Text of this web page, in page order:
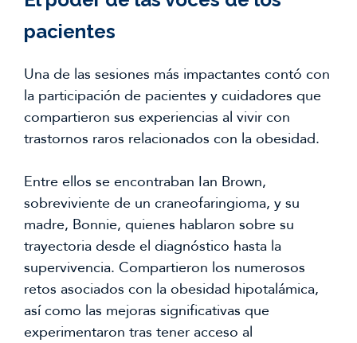
pacientes
Una de las sesiones más impactantes contó con
la participación de pacientes y cuidadores que
compartieron sus experiencias al vivir con
trastornos raros relacionados con la obesidad.
Entre ellos se encontraban Ian Brown,
sobreviviente de un craneofaringioma, y su
madre, Bonnie, quienes hablaron sobre su
trayectoria desde el diagnóstico hasta la
supervivencia. Compartieron los numerosos
retos asociados con la obesidad hipotalámica,
así como las mejoras significativas que
experimentaron tras tener acceso al